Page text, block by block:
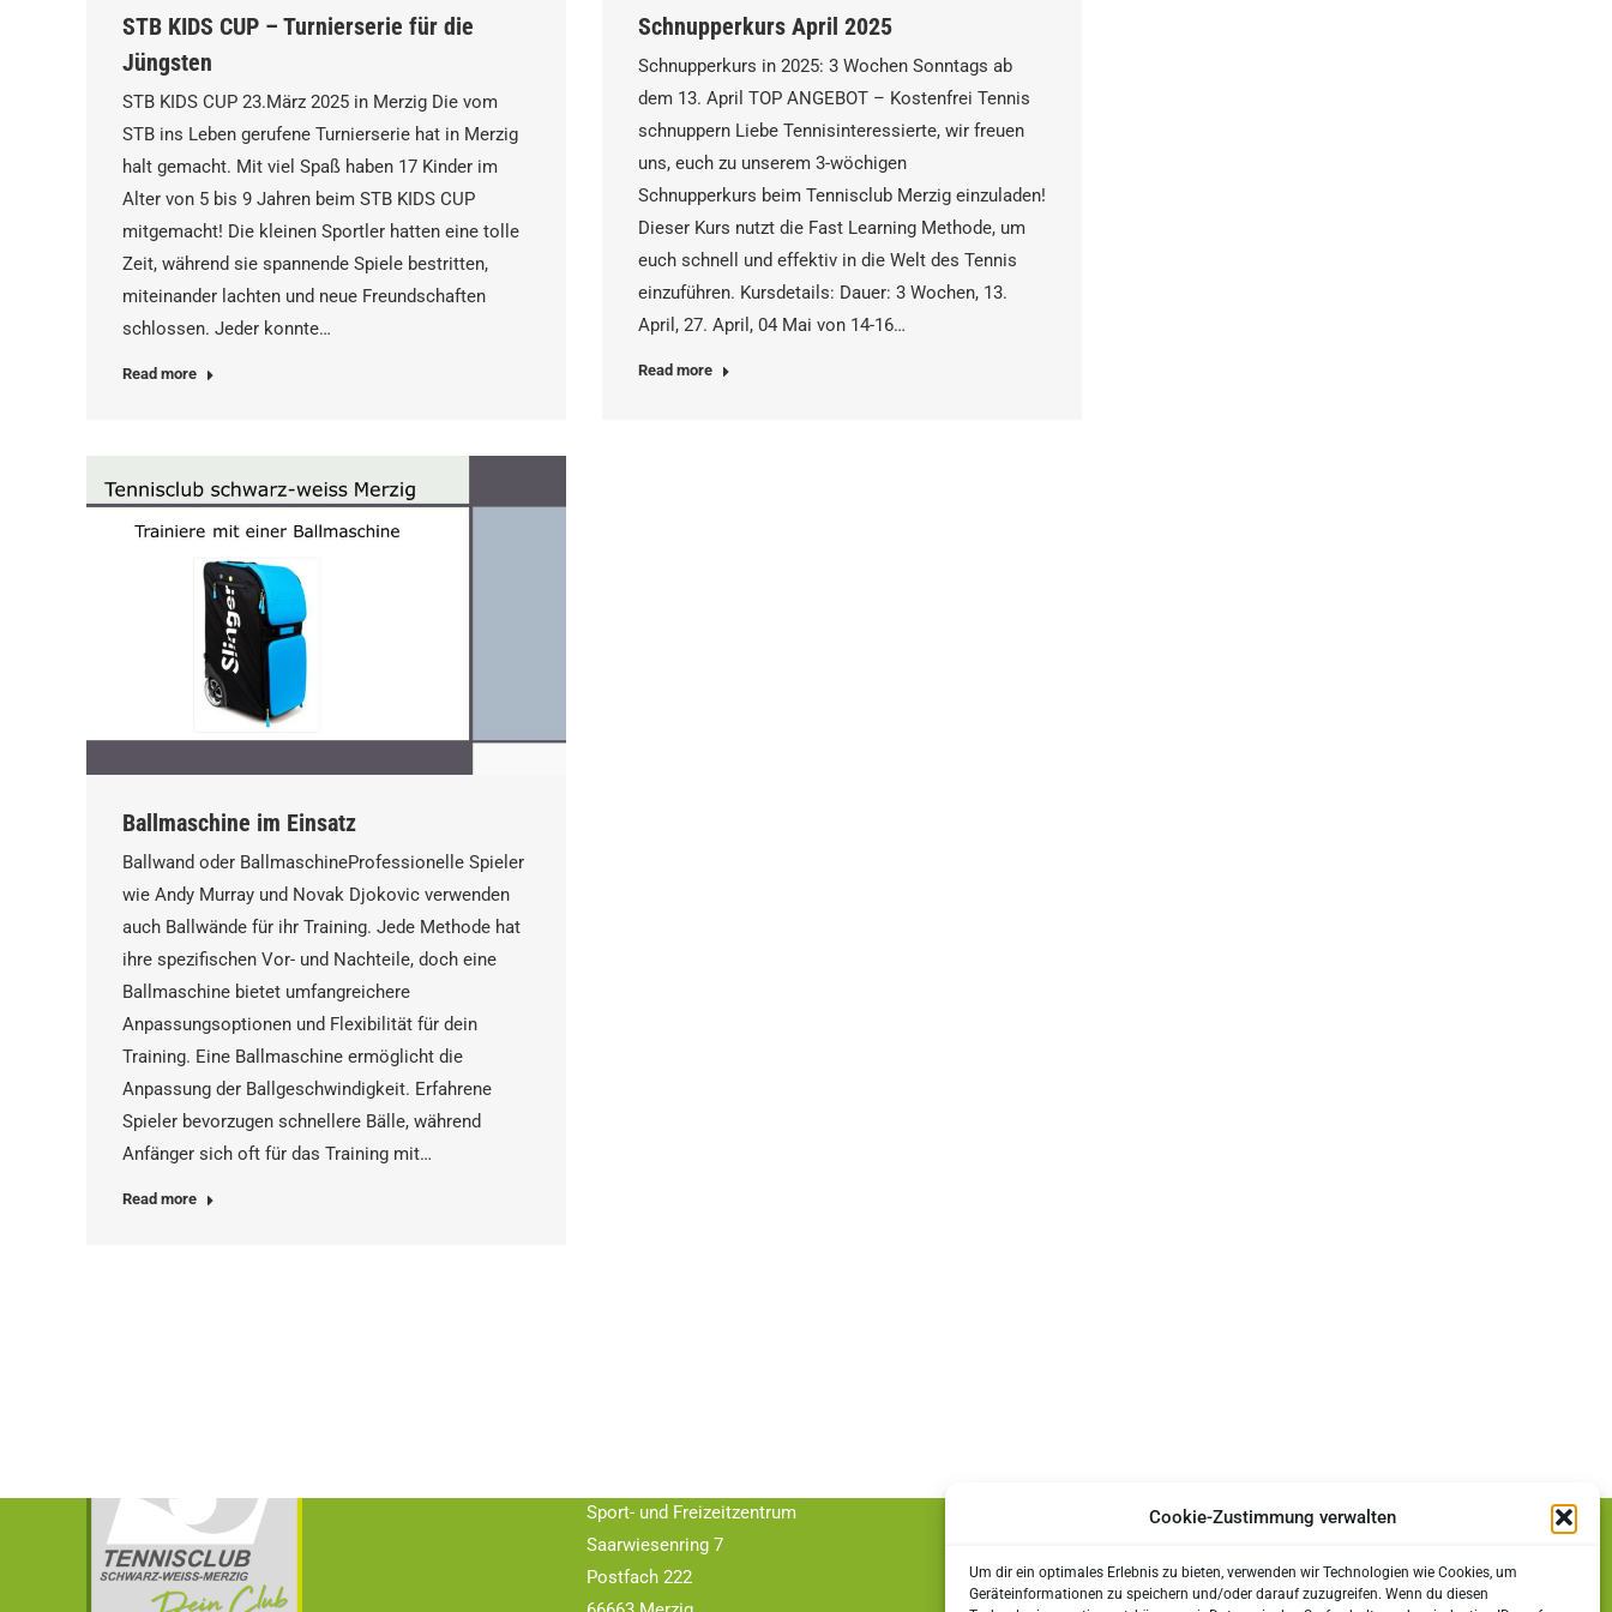
Cookie-Zustimmung verwalten
Um dir ein optimales Erlebnis zu bieten, verwenden wir Technologien wie Cookies, um
Geräteinformationen zu speichern und/oder darauf zuzugreifen. Wenn du diesen
STB KIDS CUP – Turnierserie für die
Jüngsten
STB KIDS CUP 23.März 2025 in Merzig Die vom
STB ins Leben gerufene Turnierserie hat in Merzig
halt gemacht. Mit viel Spaß haben 17 Kinder im
Alter von 5 bis 9 Jahren beim STB KIDS CUP
mitgemacht! Die kleinen Sportler hatten eine tolle
Zeit, während sie spannende Spiele bestritten,
miteinander lachten und neue Freundschaften
schlossen. Jeder konnte…
Read more
Schnupperkurs April 2025
Schnupperkurs in 2025: 3 Wochen Sonntags ab
dem 13. April TOP ANGEBOT – Kostenfrei Tennis
schnuppern Liebe Tennisinteressierte, wir freuen
uns, euch zu unserem 3-wöchigen
Schnupperkurs beim Tennisclub Merzig einzuladen!
Dieser Kurs nutzt die Fast Learning Methode, um
euch schnell und effektiv in die Welt des Tennis
einzuführen. Kursdetails: Dauer: 3 Wochen, 13.
April, 27. April, 04 Mai von 14-16…
Read more
Ballmaschine im Einsatz
Ballwand oder BallmaschineProfessionelle Spieler
wie Andy Murray und Novak Djokovic verwenden
auch Ballwände für ihr Training. Jede Methode hat
ihre spezifischen Vor- und Nachteile, doch eine
Ballmaschine bietet umfangreichere
Anpassungsoptionen und Flexibilität für dein
Training. Eine Ballmaschine ermöglicht die
Anpassung der Ballgeschwindigkeit. Erfahrene
Spieler bevorzugen schnellere Bälle, während
Anfänger sich oft für das Training mit…
Read more
Sport- und Freizeitzentrum
Saarwiesenring 7
Postfach 222